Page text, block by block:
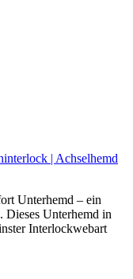
| Achselhemd
Unterhemd – ein
Dieses Unterhemd in
Interlockwebart